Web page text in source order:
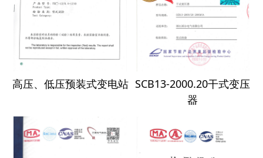
高压、低压预装式变电站 SCB13-2000.20干式变压
器